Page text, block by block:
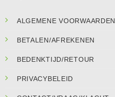
ALGEMENE VOORWAARDEN
BETALEN/AFREKENEN
BEDENKTIJD/RETOUR
PRIVACYBELEID